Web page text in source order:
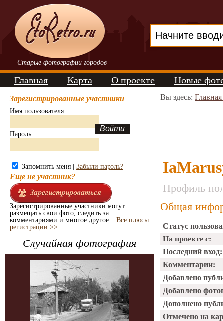
Старые фотографии городов
Главная Карта О проекте Новые
Зарегистрированные участники
Имя пользователя:
Пароль:
Запомнить меня | Забыли пароль?
Еще не участник?
Зарегистрированные участники могут
размещать свои фото, следить за
комментариями и многое другое... Все плюсы
регистрации >>
Случайная фотография
Вы здесь:
Профиль
Общая
Статус
На проекте с:
Последний вход:
Комментарии:
Добавлено
Добавлено
Дополнено
Отмечено на